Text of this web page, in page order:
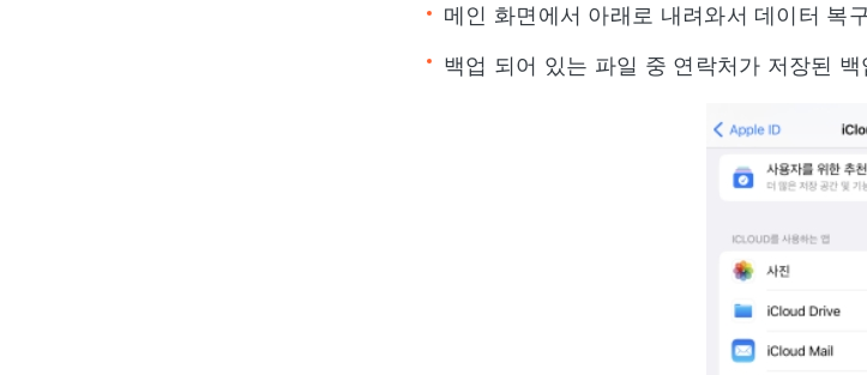
메인 화면에서 아래로 내려와서 데이터 복
백업 되어 있는 파일 중 연락처가 저장된